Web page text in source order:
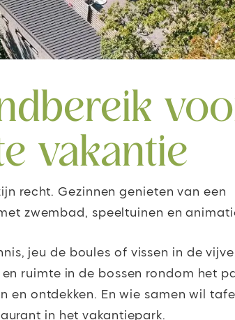
vakantie
recht. Gezinnen genieten van een
zwembad, speeltuinen en
jeu de boules of vissen in de
ruimte in de bossen rondom het
ontdekken. En wie samen wil
in het vakantiepark.